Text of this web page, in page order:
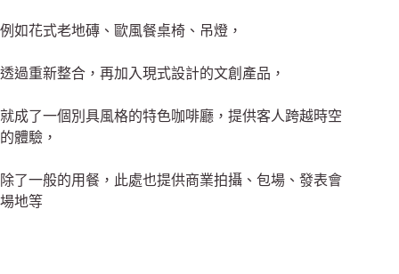
例如花式老地磚、歐風餐桌椅、吊燈，
透過重新整合，再加入現式設計的文創產品，
就成了一個別具風格的特色咖啡廳，提供客人跨越時空
的體驗，
除了一般的用餐，此處也提供商業拍攝、包場、發表會
場地等